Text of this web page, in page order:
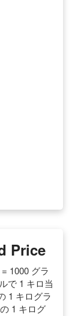
Price
1000 グラ
で 1 キロ当
1 キログラ
1 キログ